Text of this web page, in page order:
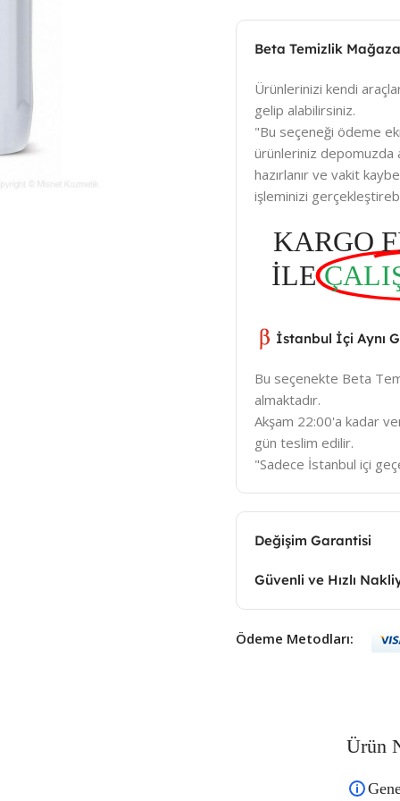
Beta Temizlik
Ürünlerinizi kendi
gelip alabilirsiniz.
"Bu seçeneği ödeme
ürünleriniz depomuzda
hazırlanır ve vakit
işleminizi
KARGO
İLE
İstanbul İçi Aynı
Bu seçenekte Beta
almaktadır.
Akşam 22:00'a kadar
gün teslim edilir.
"Sadece İstanbul içi
Değişim Garantisi
Güvenli ve Hızlı
Ödeme Metodları:
Ürün